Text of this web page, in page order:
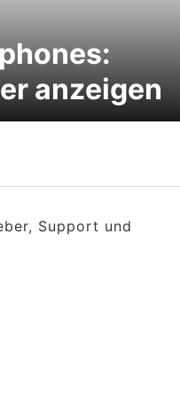
anzeigen
Support und